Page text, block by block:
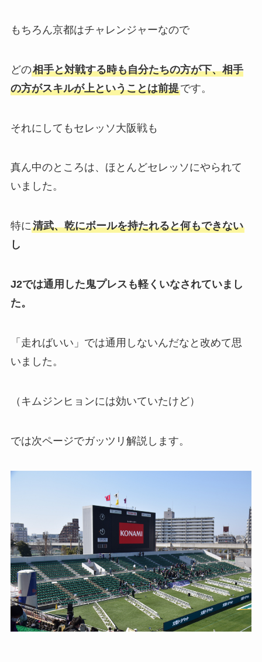
もちろん京都はチャレンジャーなので
どの相手と対戦する時も自分たちの方が下、相手
の方がスキルが上ということは前提です。
それにしてもセレッソ大阪戦も
真ん中のところは、ほとんどセレッソにやられて
いました。
特に清武、乾にボールを持たれると何もできない
し
J2では通用した鬼プレスも軽くいなされていまし
た。
「走ればいい」では通用しないんだなと改めて思
いました。
（キムジンヒョンには効いていたけど）
では次ページでガッツリ解説します。